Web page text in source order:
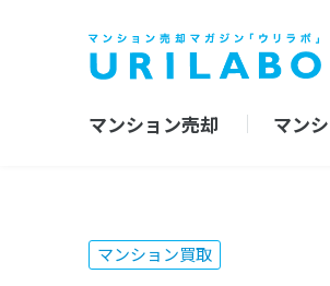
マンション売却 マン
マンション買取